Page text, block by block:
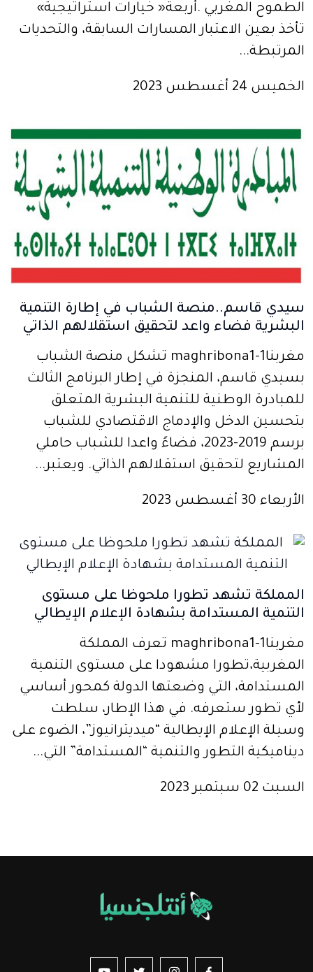
‬الطموح‭ ‬المغربي‭. ‬أربعة‭ ‬‮«‬خيارات‭ ‬استراتيجية‮»‬‭
‬المرتبطة‭...
الخميس 24 أغسطس 2023
سيدي قاسم..منصة الشباب في إطارة التنمية
البشرية فضاء واعد لتحقيق استقلالهم الذاتي
مغربنا1-maghribona1 تشكل منصة الشباب
بسيدي قاسم، المنجزة في إطار البرنامج الثالث
للمبادرة الوطنية للتنمية البشرية المتعلق
بتحسين الدخل والإدماج الاقتصادي للشباب
برسم 2019-2023، فضاءََ واعدا للشباب حاملي
المشاريع لتحقيق استقلالهم الذاتي. ويعتبر...
الأربعاء 30 أغسطس 2023
المملكة تشهد تطورا ملحوظا على مستوى
التنمية المستدامة بشهادة الإعلام الإيطالي
مغربنا1-maghribona1 تعرف المملكة
المغربية،تطورا مشهودا على مستوى التنمية
المستدامة، التي وضعتها الدولة كمحور أساسي
لأي تطور ستعرفه. في هذا الإطار، سلطت
وسيلة الإعلام الإيطالية “ميديترانيوز”، الضوء على
ديناميكية التطور والتنمية “المستدامة” التي...
السبت 02 سبتمبر 2023
Suivez-nous sur Facebook
nous sur Instagram
nous sur Twitter